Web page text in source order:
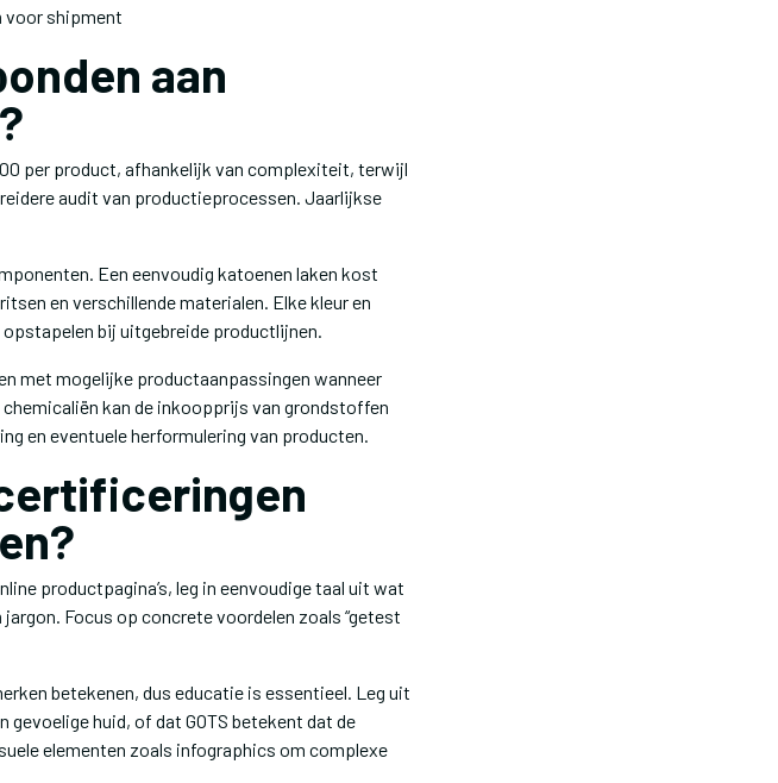
voor shipment
aan
per product, afhankelijk van complexiteit, terwijl
audit van productieprocessen. Jaarlijkse
Een eenvoudig katoenen laken kost
en verschillende materialen. Elke kleur en
bij uitgebreide productlijnen.
met mogelijke productaanpassingen wanneer
kan de inkoopprijs van grondstoffen
en eventuele herformulering van producten.
productpagina’s, leg in eenvoudige taal uit wat
Focus op concrete voordelen zoals “getest
betekenen, dus educatie is essentieel. Leg uit
huid, of dat GOTS betekent dat de
elementen zoals infographics om complexe